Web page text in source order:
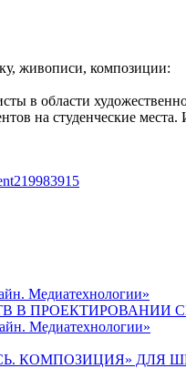
живописи, композиции:
в области
на студенческие места.
Медиатехнологии»
В ПРОЕКТИРОВАНИИ
Медиатехнологии»
КОМПОЗИЦИЯ» ДЛЯ